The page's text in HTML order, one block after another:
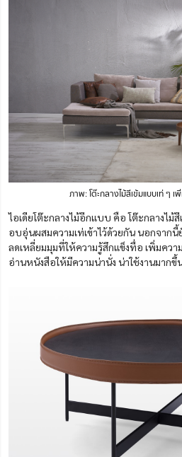
ภาพ: โต๊ะกลางไม้สีเข้มแบบเท่ ๆ
ไอเดียโต๊ะกลางไม้อีกแบบ คือ โต๊ะกลางไม้
อบอุ่นผสมความเท่เข้าไว้ด้วยกัน นอกจากนี้
ลดเหลี่ยมมุมที่ให้ความรู้สึกแข็งทื่อ เพิ่มคว
อ่านหนังสือให้มีความน่านั่ง น่าใช้งานมากขึ้